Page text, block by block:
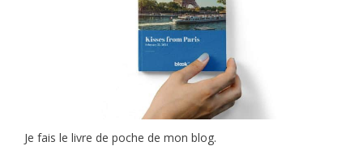
Je fais le livre de poche de mon blog.